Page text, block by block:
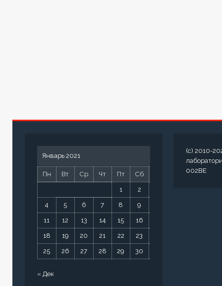
Январь 2021
Пн Вт Ср Чт Пт Сб
1 2
4 5 6 7 8 9
11 12 13 14 15 16
18 19 20 21 22 23
25 26 27 28 29 30
« Дек
(c) 2010-
002BE